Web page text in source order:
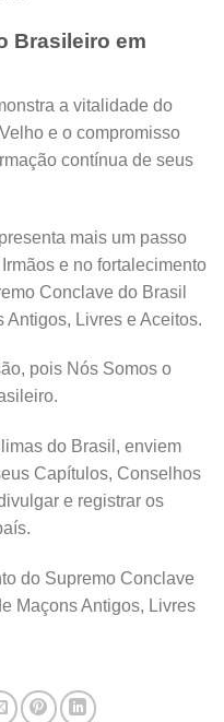
Brasileiro em
a vitalidade do
e o compromisso
contínua de seus
mais um passo
e no fortalecimento
Conclave do Brasil
Livres e Aceitos.
pois Nós Somos o
do Brasil, enviem
Capítulos, Conselhos
e registrar os
do Supremo Conclave
Maçons Antigos, Livres